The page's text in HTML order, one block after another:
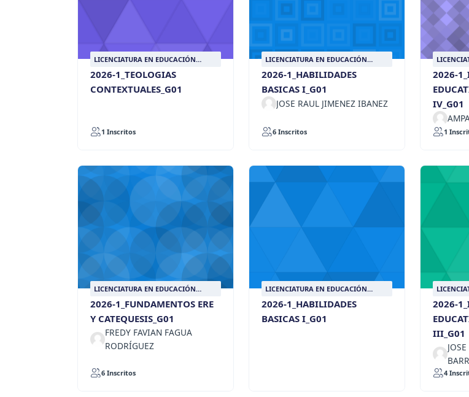
LICENCIATURA EN EDUCACIÓN
2026-1_TEOLOGIAS
CONTEXTUALES_G01
1 Inscritos
LICENCIATURA EN EDUCACIÓN
2026-1_HABILIDADES
BASICAS I_G01
JOSE RAUL JIMENEZ IBANEZ
6 Inscritos
2026-
IV_G01
1
LICENCIATURA EN EDUCACIÓN
2026-1_FUNDAMENTOS ERE
Y CATEQUESIS_G01
FREDY FAVIAN FAGUA
RODRÍGUEZ
6 Inscritos
LICENCIATURA EN EDUCACIÓN
2026-1_HABILIDADES
BASICAS I_G01
2026-
III_G01
4